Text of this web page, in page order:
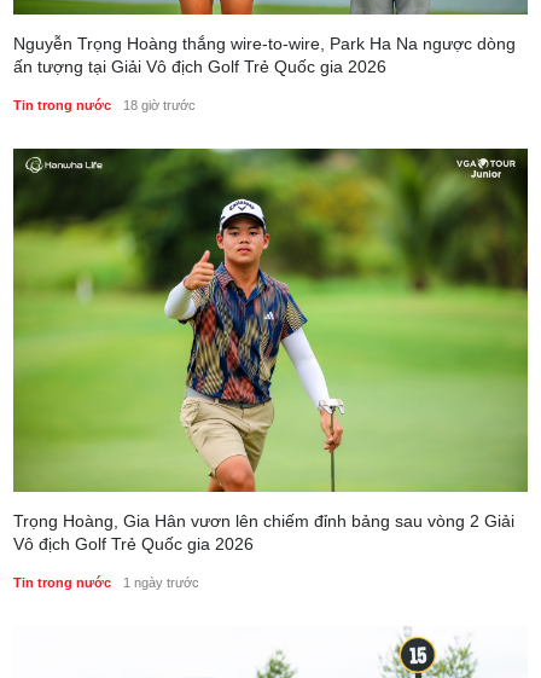
Nguyễn Trọng Hoàng thắng wire-to-wire, Park Ha Na ngược dòng
ấn tượng tại Giải Vô địch Golf Trẻ Quốc gia 2026
Tin trong nước 18 giờ trước
Trọng Hoàng, Gia Hân vươn lên chiếm đỉnh bảng sau vòng 2 Giải
Vô địch Golf Trẻ Quốc gia 2026
Tin trong nước 1 ngày trước